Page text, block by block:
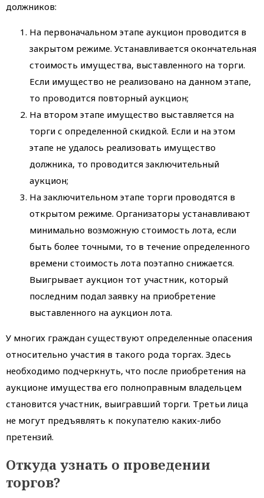
должников:
На первоначальном этапе аукцион проводится в
закрытом режиме. Устанавливается окончательная
стоимость имущества, выставленного на торги.
Если имущество не реализовано на данном этапе,
то проводится повторный аукцион;
На втором этапе имущество выставляется на
торги с определенной скидкой. Если и на этом
этапе не удалось реализовать имущество
должника, то проводится заключительный
аукцион;
На заключительном этапе торги проводятся в
открытом режиме. Организаторы устанавливают
минимально возможную стоимость лота, если
быть более точными, то в течение определенного
времени стоимость лота поэтапно снижается.
Выигрывает аукцион тот участник, который
последним подал заявку на приобретение
выставленного на аукцион лота.
У многих граждан существуют определенные опасения
относительно участия в такого рода торгах. Здесь
необходимо подчеркнуть, что после приобретения на
аукционе имущества его полноправным владельцем
становится участник, выигравший торги. Третьи лица
не могут предъявлять к покупателю каких-либо
претензий.
Откуда узнать о проведении
торгов?